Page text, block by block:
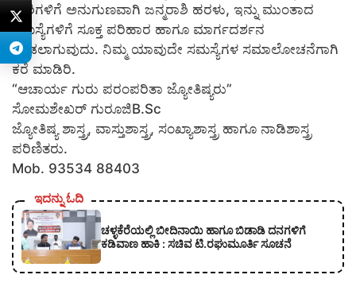
ರಾಶಿಗಳಿಗೆ ಅನುಗುಣವಾಗಿ ಜನ್ಮರಾಶಿ ಹರಳು, ಇನ್ನು ಮುಂತಾದ
ಸಮಸ್ಯೆಗಳಿಗೆ ಸೂಕ್ತ ಪರಿಹಾರ ಹಾಗೂ ಮಾರ್ಗದರ್ಶನ
ನೀಡಲಾಗುವುದು. ನಿಮ್ಮ ಯಾವುದೇ ಸಮಸ್ಯೆಗಳ ಸಮಾಲೋಚನೆಗಾಗಿ
ಕರೆ ಮಾಡಿರಿ.
“ಆಚಾರ್ಯ ಗುರು ಪರಂಪರಿತಾ ಜ್ಯೋತಿಷ್ಯರು”
ಸೋಮಶೇಖರ್ ಗುರೂಜಿB.Sc
ಜ್ಯೋತಿಷ್ಯ ಶಾಸ್ತ್ರ, ವಾಸ್ತುಶಾಸ್ತ್ರ, ಸಂಖ್ಯಾಶಾಸ್ತ್ರ ಹಾಗೂ ನಾಡಿಶಾಸ್ತ್ರ
ಪರಿಣಿತರು.
Mob. 93534 88403
ಇದನ್ನು ಓದಿ
ಚಳ್ಳಕೆರೆಯಲ್ಲಿ ಬೀದಿನಾಯಿ ಹಾಗೂ ಬಿಡಾಡಿ ದನಗಳಿಗೆ
ಕಡಿವಾಣ ಹಾಕಿ : ಸಚಿವ ಟಿ.ರಘುಮೂರ್ತಿ ಸೂಚನೆ